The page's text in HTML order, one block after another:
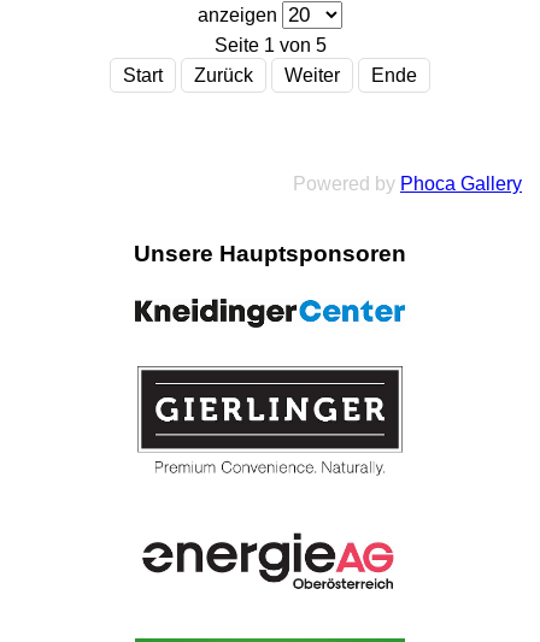
anzeigen
Seite 1 von 5
Start
Zurück Weiter Ende
Powered by Phoca Gallery
Unsere Hauptsponsoren